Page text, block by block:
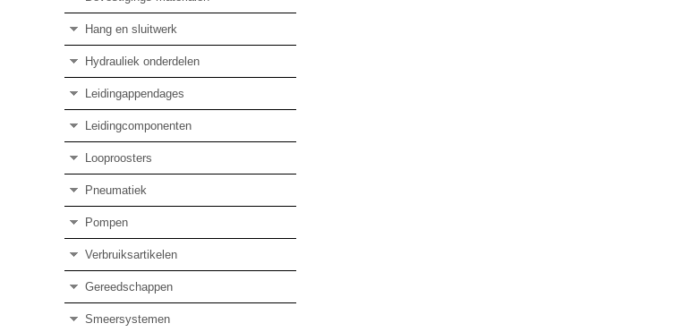
Hang en sluitwerk
Hydrauliek onderdelen
Leidingappendages
Leidingcomponenten
Looproosters
Pneumatiek
Pompen
Verbruiksartikelen
Gereedschappen
Smeersystemen